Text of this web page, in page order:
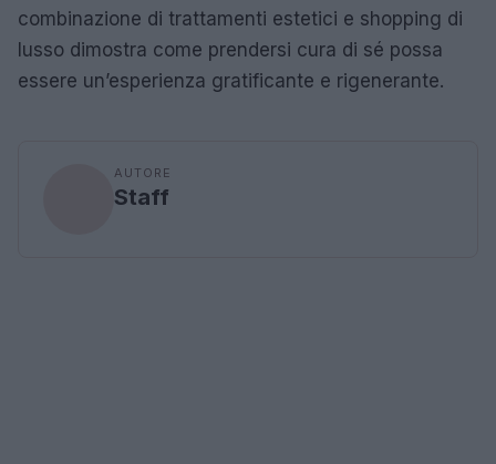
combinazione di trattamenti estetici e shopping di
lusso dimostra come prendersi cura di sé possa
essere un’esperienza gratificante e rigenerante.
AUTORE
Staff